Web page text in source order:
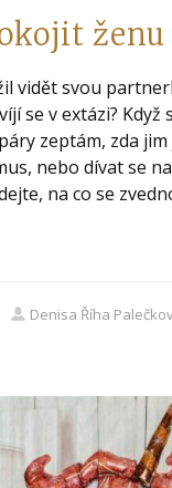
ženu
vidět svou
se v extázi? Když
zeptám, zda jim
nebo dívat se
na co se
Denisa Říha